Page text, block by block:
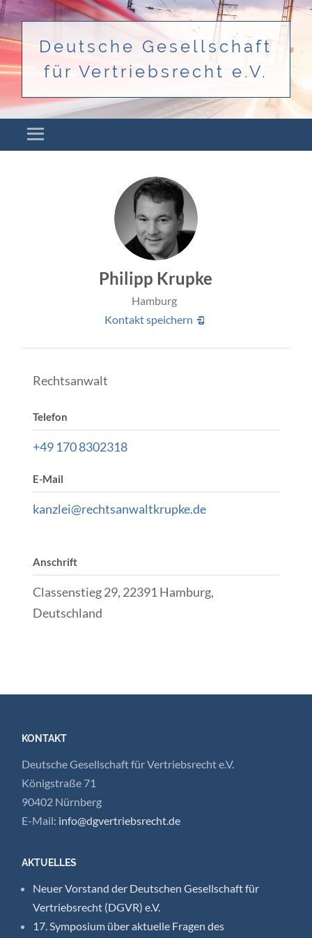
Deutsche Gesellschaft
für Vertriebsrecht e.V.
Philipp Krupke
Hamburg
Kontakt speichern
Rechtsanwalt
Telefon
+49 170 8302318
E-Mail
kanzlei@rechtsanwaltkrupke.de
Anschrift
Classenstieg 29, 22391 Hamburg,
Deutschland
KONTAKT
Deutsche Gesellschaft für Vertriebsrecht e.V.
Königstraße 71
90402 Nürnberg
E-Mail: info@dgvertriebsrecht.de
AKTUELLES
Neuer Vorstand der Deutschen Gesellschaft für
Vertriebsrecht (DGVR) e.V.
17. Symposium über aktuelle Fragen des